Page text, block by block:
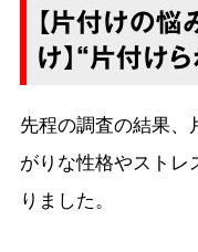
【片付けの
け】“片付け
先程の調査の結果、
がりな性格やストレ
りました。